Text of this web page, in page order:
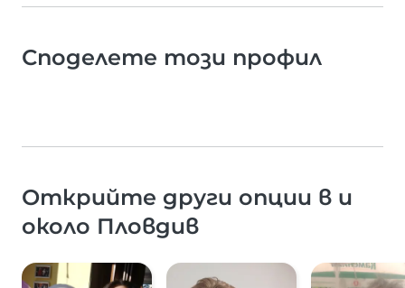
Споделете този профил
Открийте други опции в и
около Пловдив